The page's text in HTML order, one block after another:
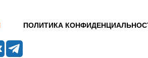
ПОЛИТИКА